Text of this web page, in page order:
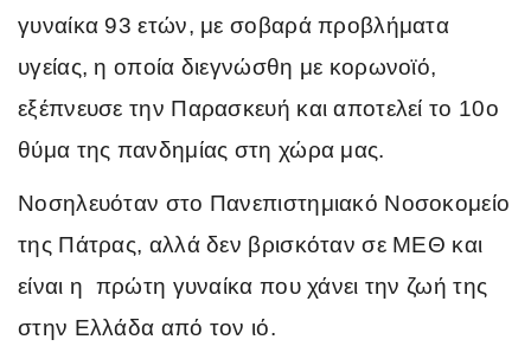
γυναίκα 93 ετών, με σοβαρά προβλήματα
υγείας, η οποία διεγνώσθη με κορωνοϊό,
εξέπνευσε την Παρασκευή και αποτελεί το 10ο
θύμα της πανδημίας στη χώρα μας.
Νοσηλευόταν στο Πανεπιστημιακό Νοσοκομείο
της Πάτρας, αλλά δεν βρισκόταν σε ΜΕΘ και
είναι η πρώτη γυναίκα που χάνει την ζωή της
στην Ελλάδα από τον ιό.